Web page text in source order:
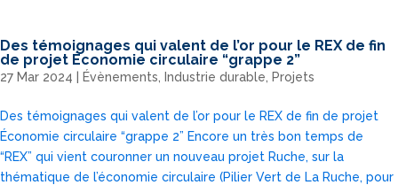
Des témoignages qui valent de l’or pour le REX de fin
de projet Économie circulaire “grappe 2”
27 Mar 2024 Évènements Industrie durable Projets
Des témoignages qui valent de l’or pour le REX de fin de projet
Économie circulaire “grappe 2” Encore un très bon temps de
“REX” qui vient couronner un nouveau projet Ruche, sur la
thématique de l’économie circulaire (Pilier Vert de La Ruche, pour